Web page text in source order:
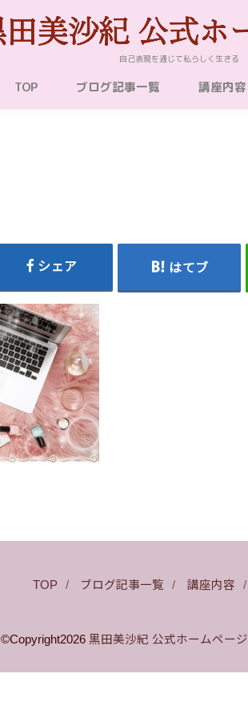
自己表現を通じて私らしく生きる
TOP ブログ記事一覧 講座内容
シェア はてブ
TOP ブログ記事一覧 講座内容
©Copyright2026 黒田美沙紀 公式ホームページ